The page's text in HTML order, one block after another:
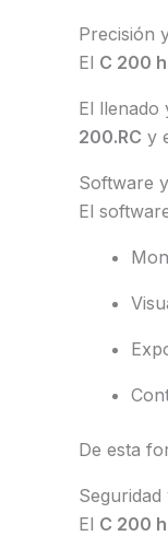
Precisión
El C 200 h
El llenado
200.RC y
Software
El
De esta
El C 200 h